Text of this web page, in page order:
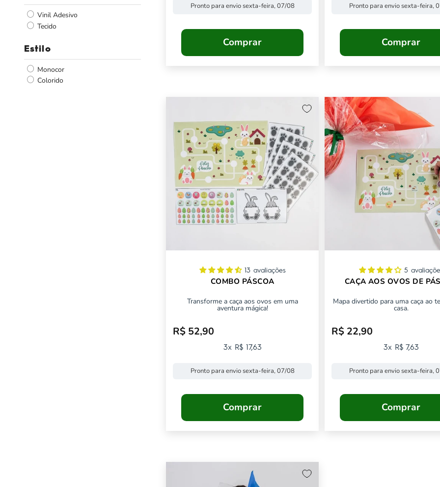
Vinil Adesivo
Tecido
Estilo
Monocor
Colorido
Pronto para envio sexta-feira, 07/08
Comprar
Pronto para envio sexta-feira,
Comprar
13 avaliações
COMBO PÁSCOA
Transforme a caça aos ovos em uma
aventura mágica!
Preço promocional
R$ 52,90
3x R$ 17,63
Pronto para envio sexta-feira, 07/08
Comprar
5
CAÇA AOS OVOS DE
Mapa divertido para uma caça ao
casa.
Preço promocional
R$ 22,90
3x R$ 7,63
Pronto para envio sexta-feira,
Comprar